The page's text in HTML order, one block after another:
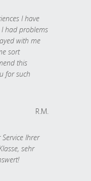
I have
had problems
with me
sort
this
for such
R.M.
Ihrer
sehr